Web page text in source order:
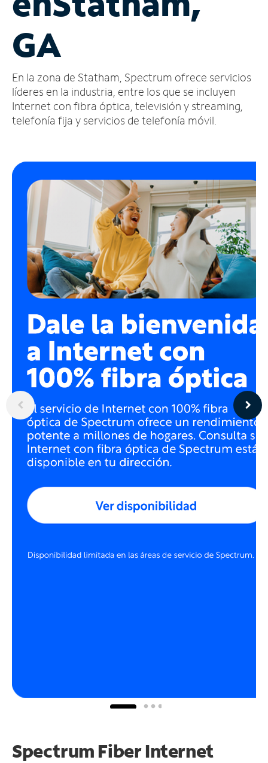
cuenta
Encuentra
tienda
GA
En la zona de Statham, Spectrum ofrece servicios
líderes en la industria, entre los que se incluyen
Internet con fibra óptica, televisión y streaming,
telefonía fija y servicios de telefonía móvil.
Spectrum Fiber Internet